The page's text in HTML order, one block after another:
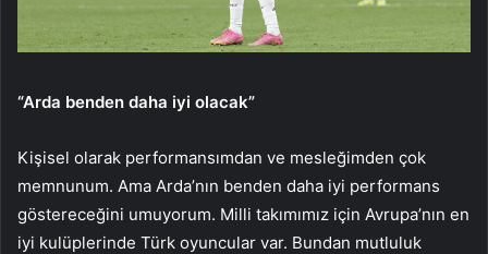
“Arda benden daha iyi olacak”
Kişisel olarak performansımdan ve mesleğimden çok
memnunum. Ama Arda’nın benden daha iyi performans
göstereceğini umuyorum. Milli takımımız için Avrupa’nın en
iyi kulüplerinde Türk oyuncular var. Bundan mutluluk